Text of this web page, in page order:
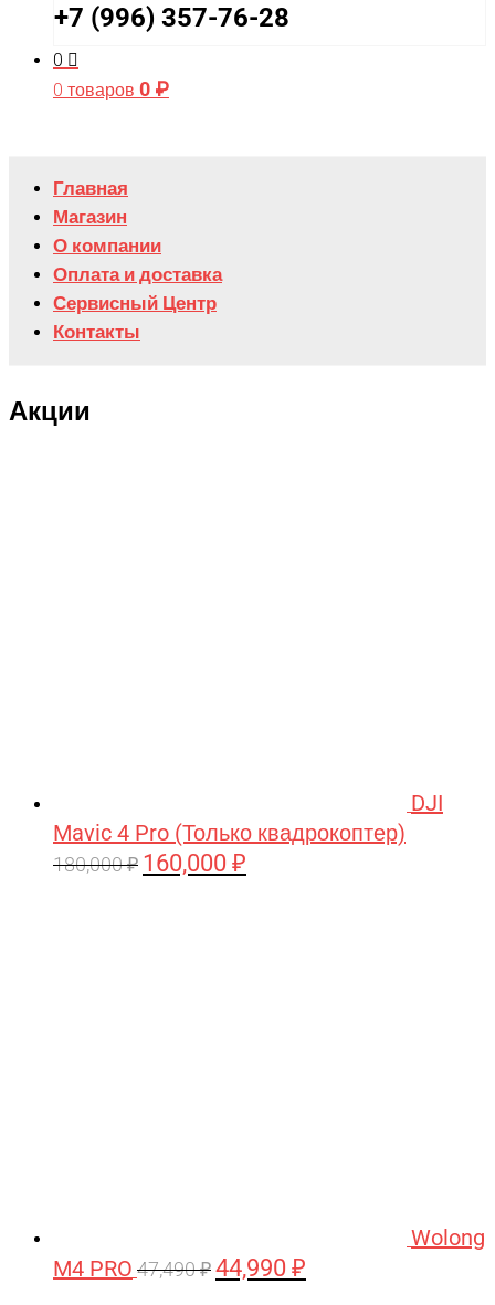
+7 (996) 357-76-28
0
0 товаров 0 ₽
Главная
Магазин
О компании
Оплата и доставка
Сервисный Центр
Контакты
Акции
DJI
Mavic 4 Pro (Только квадрокоптер)
180,000₽ Первоначальная
160,000 ₽
Wolong
M4 PRO 47,490₽ Первоначальная
44,990 ₽